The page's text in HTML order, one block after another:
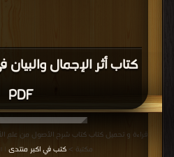
كتاب أثر الإجمال
PDF
مكتبة >كتب في اكبر منتدى